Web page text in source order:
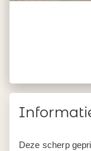
Deze scherp